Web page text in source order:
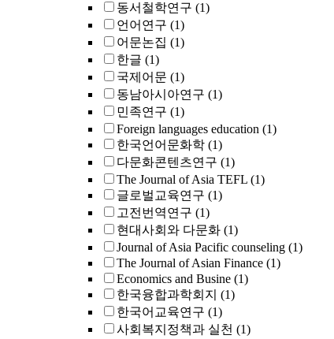
동서철학연구 (1)
언어연구 (1)
어문논집 (1)
한글 (1)
국제어문 (1)
동남아시아연구 (1)
민족연구 (1)
Foreign languages education (1)
한국언어문화학 (1)
다문화콘텐츠연구 (1)
The Journal of Asia TEFL (1)
글로벌교육연구 (1)
고전번역연구 (1)
현대사회와 다문화 (1)
Journal of Asia Pacific counseling (1)
The Journal of Asian Finance (1)
Economics and Busine (1)
한국융합과학회지 (1)
한국어교육연구 (1)
사회복지정책과 실천 (1)